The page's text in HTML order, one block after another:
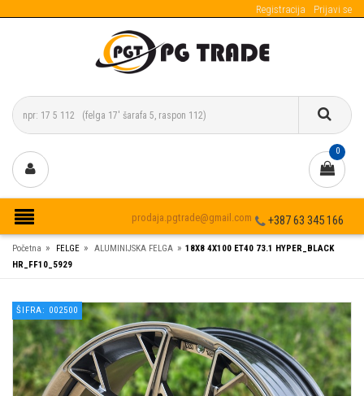
Registracija Prijavi se
0
+387 63 345 166
prodaja.pgtrade@gmail.com
Početna » FELGE » ALUMINIJSKA FELGA » 18X8 4X100 ET40 73.1 HYPER_BLACK
HR_FF10_5929
ŠIFRA: 002500